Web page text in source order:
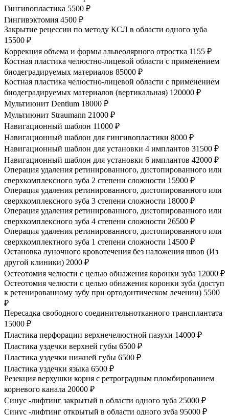
Гингивопластика 5500 ₽
Гингивэктомия 4500 ₽
Закрытие рецессии по методу КСЛ в области одного зуба
15500 ₽
Коррекция объема и формы альвеолярного отростка 1155 ₽
Костная пластика челюстно-лицевой области с применением
биодеградируемых материалов 85000 ₽
Костная пластика челюстно-лицевой области с применением
биодеградируемых материалов (вертикальная) 120000 ₽
Мультиюнит Dentium 18000 ₽
Мультиюнит Straumann 21000 ₽
Навигационный шаблон 11000 ₽
Навигационный шаблон для гингивопластики 8000 ₽
Навигационный шаблон для установки 4 имплантов 31500 ₽
Навигационный шаблон для установки 6 имплантов 42000 ₽
Операция удаления ретинированного, дистопированного или
сверхкомплексного зуба 2 степени сложности 15900 ₽
Операция удаления ретинированного, дистопированного или
сверхкомплексного зуба 3 степени сложности 18000 ₽
Операция удаления ретинированного, дистопированного или
сверхкомплексного зуба 4 степени сложности 26500 ₽
Операция удаления ретинированного, дистопированного или
сверхкомплектного зуба 1 степени сложности 14500 ₽
Остановка луночного кровотечения без наложения швов (Из
другой клиники) 2000 ₽
Остеотомия челюсти с целью обнажения коронки зуба 12000 ₽
Остеотомия челюсти с целью обнажения коронки зуба (доступ
к ретенированному зубу при ортодонтическом лечении) 5500
₽
Пересадка свободного соединительнотканного трансплантата
15000 ₽
Пластика перфорации верхнечелюстной пазухи 14000 ₽
Пластика уздечки верхней губы 6500 ₽
Пластика уздечки нижней губы 6500 ₽
Пластика уздечки языка 6500 ₽
Резекция верхушки корня с ретроградным пломбированием
корневого канала 20000 ₽
Синус -лифтинг закрытый в области одного зуба 25000 ₽
Синус -лифтинг открытый в области одного зуба 95000 ₽